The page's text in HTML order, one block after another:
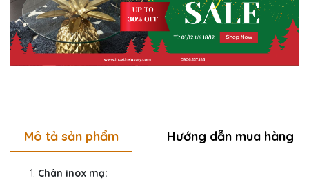
Mô tả sản phẩm Hướng dẫn mua hàng
Chân inox mạ: